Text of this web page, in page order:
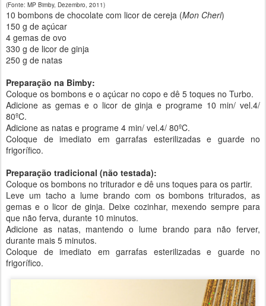
(Fonte: MP Bimby, Dezembro, 2011)
10 bombons de chocolate com licor de cereja (Mon Cheri)
150 g de açúcar
4 gemas de ovo
330 g de licor de ginja
250 g de natas
Preparação na Bimby:
Coloque os bombons e o açúcar no copo e dê 5 toques no Turbo.
Adicione as gemas e o licor de ginja e programe 10 min/ vel.4/
80ºC.
Adicione as natas e programe 4 min/ vel.4/ 80ºC.
Coloque de imediato em garrafas esterilizadas e guarde no
frigorífico.
Preparação tradicional (não testada):
Coloque os bombons no triturador e dê uns toques para os partir.
Leve um tacho a lume brando com os bombons triturados, as
gemas e o licor de ginja. Deixe cozinhar, mexendo sempre para
que não ferva, durante 10 minutos.
Adicione as natas, mantendo o lume brando para não ferver,
durante mais 5 minutos.
Coloque de imediato em garrafas esterilizadas e guarde no
frigorífico.